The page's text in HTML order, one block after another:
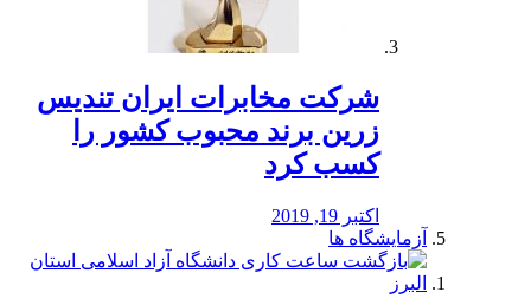
شرکت مخابرات ایران تندیس
زرین برند محبوب کشور را
کسب کرد
اکتبر 19, 2019
آزمایشگاه ها